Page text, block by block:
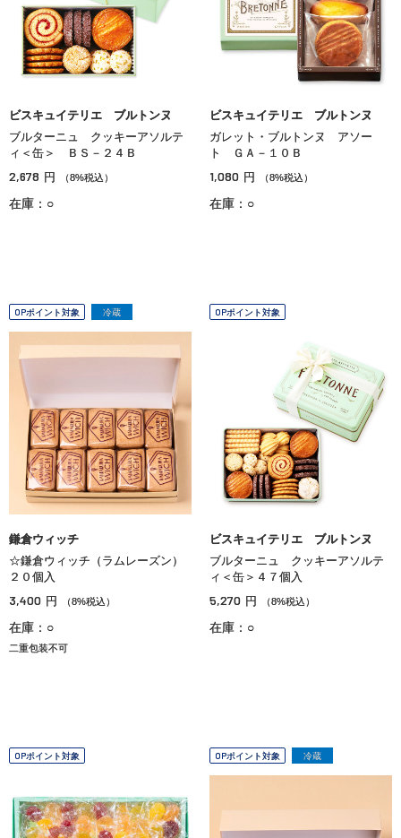
ビスキュイテリエ ブルトンヌ
ブルターニュ クッキーアソルテ
ィ＜缶＞ ＢＳ－２４Ｂ
2,678 円 （8%税込）
在庫：○
ビスキュイテリエ ブルトンヌ
ガレット・ブルトンヌ アソー
ト ＧＡ－１０Ｂ
1,080 円 （8%税込）
在庫：○
OPポイント対象 冷蔵
鎌倉ウィッチ
☆鎌倉ウィッチ（ラムレーズン）
２０個入
3,400 円 （8%税込）
在庫：○
二重包装不可
OPポイント対象
ビスキュイテリエ ブルトンヌ
ブルターニュ クッキーアソルテ
ィ＜缶＞４７個入
5,270 円 （8%税込）
在庫：○
OPポイント対象 OPポイント対象 冷蔵